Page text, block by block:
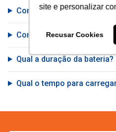
site e personalizar
Recusar Cookies
Como carrego a bateria da
Como aciono a garantia
Qual a duração da bateria?
Qual o tempo para